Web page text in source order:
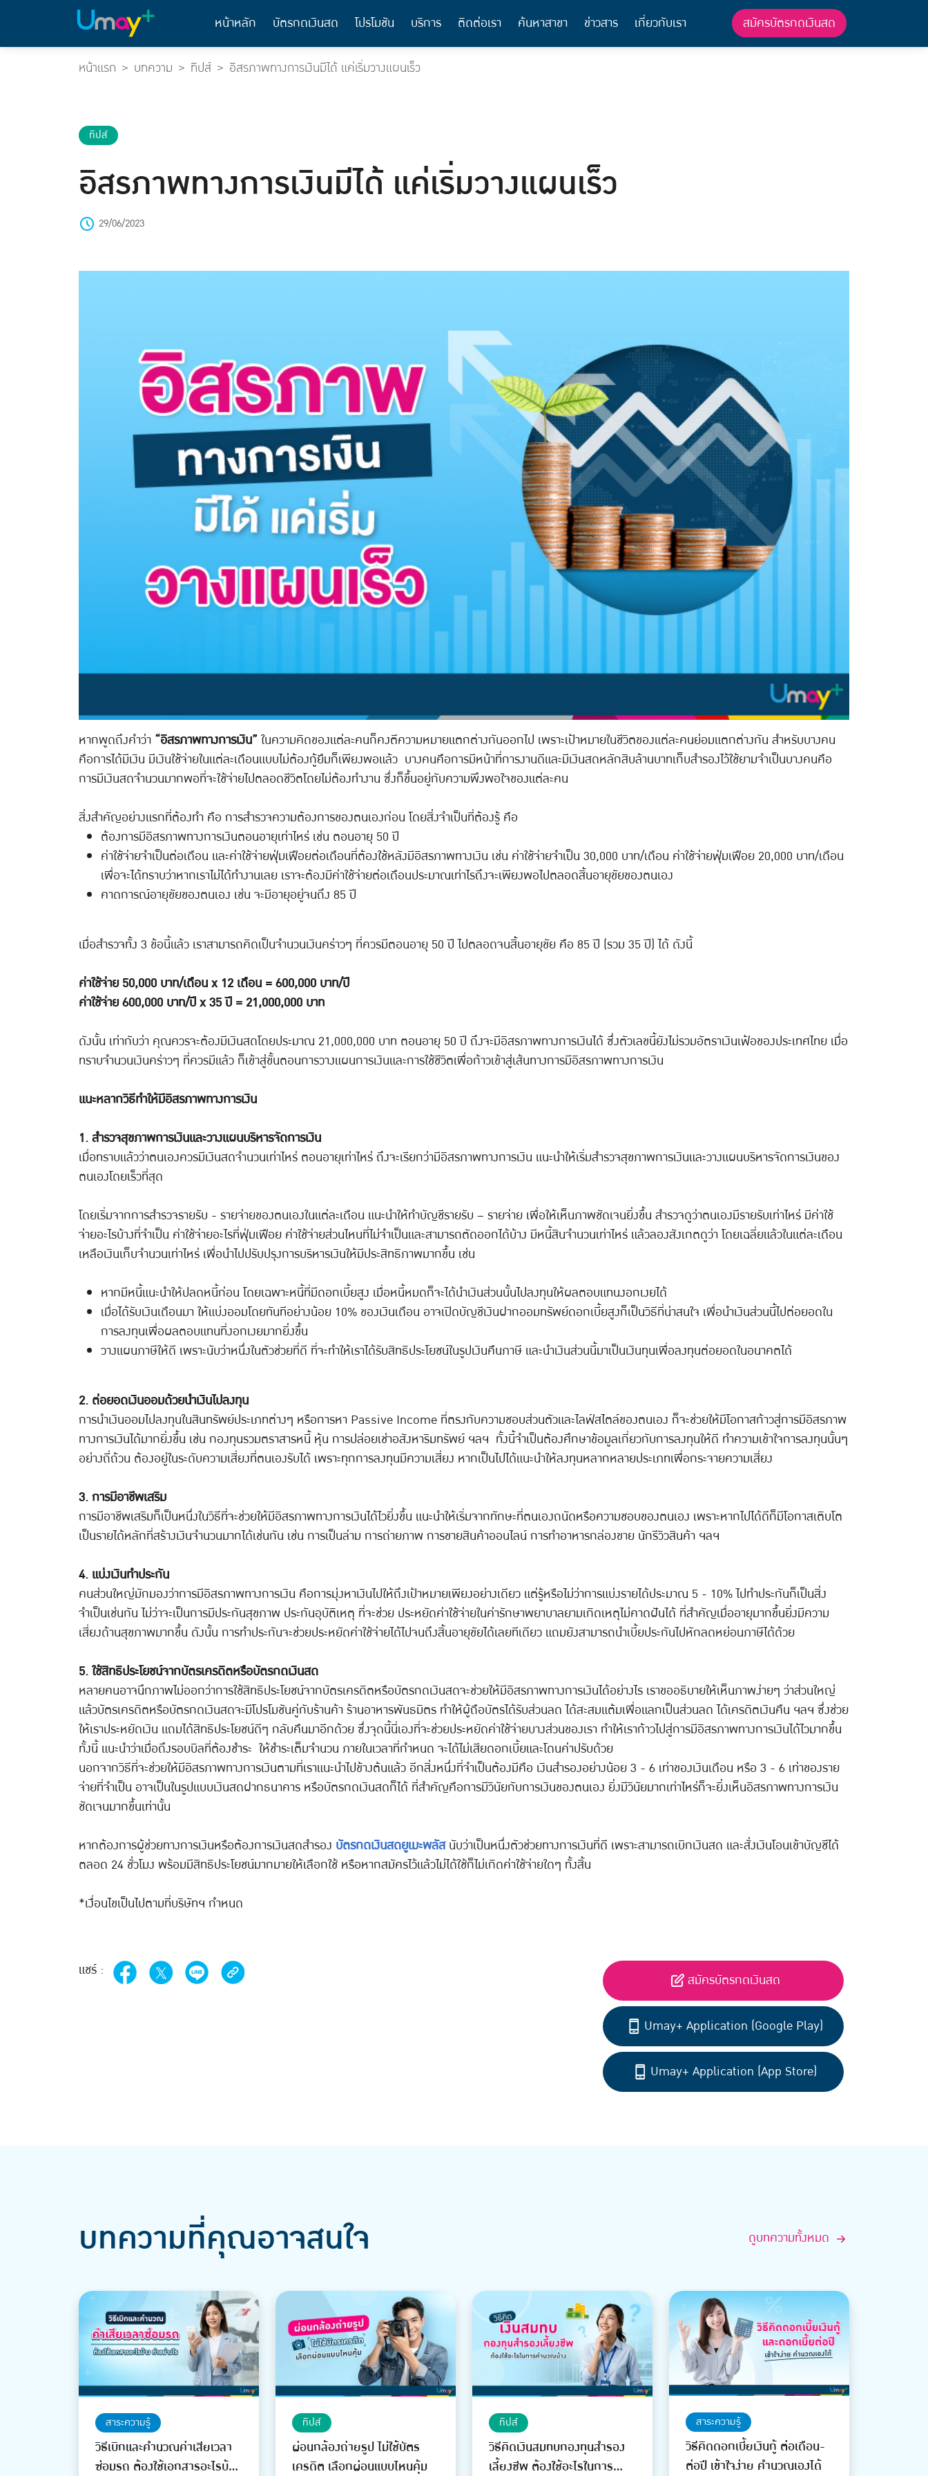
หน้าหลัก บัตรกดเงินสด โปรโมชัน บริการ ติดต่อเรา ค้นหาสาขา ข่าวสาร เกี่ยวกับเรา สมัครบัตรกดเงินสด
หน้าแรก บทความ ทิปส์ อิสรภาพทางการเงินมีได้ แค่เริ่มวางแผนเร็ว
ทิปส์
อิสรภาพทางการเงินมีได้ แค่เริ่มวางแผนเร็ว
29/06/2023
หากพูดถึงคำว่า “อิสรภาพทางการเงิน”ในความคิดของแต่ละคนก็คงตีความหมายแตกต่างกันออกไป เพราะเป้าหมายในชีวิตของแต่ละคนย่อมแตกต่างกัน สำหรับบางคน
คือการได้มีเงิน มีเงินใช้จ่ายในแต่ละเดือนแบบไม่ต้องกู้ยืมก็เพียงพอแล้ว บางคนคือการมีหน้าที่การงานดีและมีเงินสดหลักสิบล้านบาทเก็บสำรองไว้ใช้ยามจำเป็นบางคนคือ
การมีเงินสดจำนวนมากพอที่จะใช้จ่ายไปตลอดชีวิตโดยไม่ต้องทำงาน ซึ่งก็ขึ้นอยู่กับความพึงพอใจของแต่ละคน
สิ่งสำคัญอย่างแรกที่ต้องทำ คือ การสำรวจความต้องการของตนเองก่อน โดยสิ่งจำเป็นที่ต้องรู้ คือ
ต้องการมีอิสรภาพทางการเงินตอนอายุเท่าไหร่ เช่น ตอนอายุ 50 ปี
ค่าใช้จ่ายจำเป็นต่อเดือน และค่าใช้จ่ายฟุ่มเฟือยต่อเดือนที่ต้องใช้หลังมีอิสรภาพทางเงิน เช่น ค่าใช้จ่ายจำเป็น 30,000 บาท/เดือน ค่าใช้จ่ายฟุ่มเฟือย 20,000 บาท/เดือน
เพื่อจะได้ทราบว่าหากเราไม่ได้ทำงานเลย เราจะต้องมีค่าใช้จ่ายต่อเดือนประมาณเท่าไรถึงจะเพียงพอไปตลอดสิ้นอายุขัยของตนเอง
คาดการณ์อายุขัยของตนเอง เช่น จะมีอายุอยู่จนถึง 85 ปี
เมื่อสำรวจทั้ง 3 ข้อนี้แล้ว เราสามารถคิดเป็นจำนวนเงินคร่าวๆ ที่ควรมีตอนอายุ 50 ปี ไปตลอดจนสิ้นอายุขัย คือ 85 ปี (รวม 35 ปี) ได้ ดังนี้
ค่าใช้จ่าย 50,000 บาท/เดือน x 12 เดือน = 600,000 บาท/ปี
ค่าใช้จ่าย 600,000 บาท/ปี x 35 ปี = 21,000,000 บาท
ดังนั้น เท่ากับว่า คุณควรจะต้องมีเงินสดโดยประมาณ 21,000,000 บาท ตอนอายุ 50 ปี ถึงจะมีอิสรภาพทางการเงินได้ ซึ่งตัวเลขนี้ยังไม่รวมอัตราเงินเฟ้อของประเทศไทย เมื่อ
ทราบจำนวนเงินคร่าวๆ ที่ควรมีแล้ว ก็เข้าสู่ขั้นตอนการวางแผนการเงินและการใช้ชีวิตเพื่อก้าวเข้าสู่เส้นทางการมีอิสรภาพทางการเงิน
แนะหลากวิธีทำให้มีอิสรภาพทางการเงิน
1. สำรวจสุขภาพการเงินและวางแผนบริหารจัดการเงิน
เมื่อทราบแล้วว่าตนเองควรมีเงินสดจำนวนเท่าไหร่ ตอนอายุเท่าไหร่ ถึงจะเรียกว่ามีอิสรภาพทางการเงิน แนะนำให้เริ่มสำรวจสุขภาพการเงินและวางแผนบริหารจัดการเงินของ
ตนเองโดยเร็วที่สุด
โดยเริ่มจากการสำรวจรายรับ - รายจ่ายของตนเองในแต่ละเดือน แนะนำให้ทำบัญชีรายรับ – รายจ่าย เพื่อให้เห็นภาพชัดเจนยิ่งขึ้น สำรวจดูว่าตนเองมีรายรับเท่าไหร่ มีค่าใช้
จ่ายอะไรบ้างที่จำเป็น ค่าใช้จ่ายอะไรที่ฟุ่มเฟือย ค่าใช้จ่ายส่วนไหนที่ไม่จำเป็นและสามารถตัดออกได้บ้าง มีหนี้สินจำนวนเท่าไหร่ แล้วลองสังเกตดูว่า โดยเฉลี่ยแล้วในแต่ละเดือน
เหลือเงินเก็บจำนวนเท่าไหร่ เพื่อนำไปปรับปรุงการบริหารเงินให้มีประสิทธิภาพมากขึ้น เช่น
หากมีหนี้แนะนำให้ปลดหนี้ก่อน โดยเฉพาะหนี้ที่มีดอกเบี้ยสูง เมื่อหนี้หมดก็จะได้นำเงินส่วนนั้นไปลงทุนให้ผลตอบแทนงอกเงยได้
เมื่อได้รับเงินเดือนมา ให้แบ่งออมโดยทันทีอย่างน้อย 10% ของเงินเดือน อาจเปิดบัญชีเงินฝากออมทรัพย์ดอกเบี้ยสูงก็เป็นวิธีที่น่าสนใจ เพื่อนำเงินส่วนนี้ไปต่อยอดใน
การลงทุนเพื่อผลตอบแทนที่งอกเงยมากยิ่งขึ้น
วางแผนภาษีให้ดี เพราะนับว่าหนึ่งในตัวช่วยที่ดี ที่จะทำให้เราได้รับสิทธิประโยชน์ในรูปเงินคืนภาษี และนำเงินส่วนนี้มาเป็นเงินทุนเพื่อลงทุนต่อยอดในอนาคตได้
2. ต่อยอดเงินออมด้วยนำเงินไปลงทุน
การนำเงินออมไปลงทุนในสินทรัพย์ประเภทต่างๆ หรือการหา Passive Income ที่ตรงกับความชอบส่วนตัวและไลฟ์สไตล์ของตนเอง ก็จะช่วยให้มีโอกาสก้าวสู่การมีอิสรภาพ
ทางการเงินได้มากยิ่งขึ้น เช่น กองทุนรวมตราสารหนี้ หุ้น การปล่อยเช่าอสังหาริมทรัพย์ ฯลฯ ทั้งนี้จำเป็นต้องศึกษาข้อมูลเกี่ยวกับการลงทุนให้ดี ทำความเข้าใจการลงทุนนั้นๆ
อย่างถี่ถ้วน ต้องอยู่ในระดับความเสี่ยงที่ตนเองรับได้ เพราะทุกการลงทุนมีความเสี่ยง หากเป็นไปได้แนะนำให้ลงทุนหลากหลายประเภทเพื่อกระจายความเสี่ยง
3. การมีอาชีพเสริม
การมีอาชีพเสริมก็เป็นหนึ่งในวิธีที่จะช่วยให้มีอิสรภาพทางการเงินได้ไวยิ่งขึ้น แนะนำให้เริ่มจากทักษะที่ตนเองถนัดหรือความชอบของตนเอง เพราะหากไปได้ดีก็มีโอกาสเติบโต
เป็นรายได้หลักที่สร้างเงินจำนวนมากได้เช่นกัน เช่น การเป็นล่าม การถ่ายภาพ การขายสินค้าออนไลน์ การทำอาหารกล่องขาย นักรีวิวสินค้า ฯลฯ
4. แบ่งเงินทำประกัน
คนส่วนใหญ่มักมองว่าการมีอิสรภาพทางการเงิน คือการมุ่งหาเงินไปให้ถึงเป้าหมายเพียงอย่างเดียว แต่รู้หรือไม่ว่าการแบ่งรายได้ประมาณ 5 - 10% ไปทำประกันก็เป็นสิ่ง
จำเป็นเช่นกัน ไม่ว่าจะเป็นการมีประกันสุขภาพ ประกันอุบัติเหตุ ที่จะช่วย ประหยัดค่าใช้จ่ายในค่ารักษาพยาบาลยามเกิดเหตุไม่คาดฝันได้ ที่สำคัญเมื่ออายุมากขึ้นยิ่งมีความ
เสี่ยงด้านสุขภาพมากขึ้น ดังนั้น การทำประกันจะช่วยประหยัดค่าใช้จ่ายได้ไปจนถึงสิ้นอายุขัยได้เลยทีเดียว แถมยังสามารถนำเบี้ยประกันไปหักลดหย่อนภาษีได้ด้วย
5. ใช้สิทธิประโยชน์จากบัตรเครดิตหรือบัตรกดเงินสด
หลายคนอาจนึกภาพไม่ออกว่าการใช้สิทธิประโยชน์จากบัตรเครดิตหรือบัตรกดเงินสดจะช่วยให้มีอิสรภาพทางการเงินได้อย่างไร เราขออธิบายให้เห็นภาพง่ายๆ ว่าส่วนใหญ่
แล้วบัตรเครดิตหรือบัตรกดเงินสดจะมีโปรโมชันคู่กับร้านค้า ร้านอาหารพันธมิตร ทำให้ผู้ถือบัตรได้รับส่วนลด ได้สะสมแต้มเพื่อแลกเป็นส่วนลด ได้เครดิตเงินคืน ฯลฯ ซึ่งช่วย
ให้เราประหยัดเงิน แถมได้สิทธิประโยชน์ดีๆ กลับคืนมาอีกด้วย ซึ่งจุดนี้นี่เองที่จะช่วยประหยัดค่าใช้จ่ายบางส่วนของเรา ทำให้เราก้าวไปสู่การมีอิสรภาพทางการเงินได้ไวมากขึ้น
ทั้งนี้ แนะนำว่าเมื่อถึงรอบบิลที่ต้องชำระ ให้ชำระเต็มจำนวน ภายในเวลาที่กำหนด จะได้ไม่เสียดอกเบี้ยและโดนค่าปรับด้วย
นอกจากวิธีที่จะช่วยให้มีอิสรภาพทางการเงินตามที่เราแนะนำไปข้างต้นแล้ว อีกสิ่งหนึ่งที่จำเป็นต้องมีคือ เงินสำรองอย่างน้อย 3 - 6 เท่าของเงินเดือน หรือ 3 - 6 เท่าของราย
จ่ายที่จำเป็น อาจเป็นในรูปแบบเงินสดฝากธนาคาร หรือบัตรกดเงินสดก็ได้ ที่สำคัญคือการมีวินัยกับการเงินของตนเอง ยิ่งมีวินัยมากเท่าไหร่ก็จะยิ่งเห็นอิสรภาพทางการเงิน
ชัดเจนมากขึ้นเท่านั้น
หากต้องการผู้ช่วยทางการเงินหรือต้องการเงินสดสำรอง บัตรกดเงินสดยูเมะพลัสนับว่าเป็นหนึ่งตัวช่วยทางการเงินที่ดี เพราะสามารถเบิกเงินสด และสั่งเงินโอนเข้าบัญชีได้
ตลอด 24 ชั่วโมง พร้อมมีสิทธิประโยชน์มากมายให้เลือกใช้ หรือหากสมัครไว้แล้วไม่ได้ใช้ก็ไม่เกิดค่าใช้จ่ายใดๆ ทั้งสิ้น
*เงื่อนไขเป็นไปตามที่บริษัทฯ กำหนด
แชร์ :
สมัครบัตรกดเงินสด
Umay+ Application (Google Play)
Umay+ Application (App Store)
บทความที่คุณอาจสนใจ ดูบทความทั้งหมด
สาระความรู้
วิธีเบิกและคำนวณค่าเสียเวลา
ซ่อมรถ ต้องใช้เอกสารอะไรบ้าง
ทิปส์
ผ่อนกล้องถ่ายรูป ไม่ใช้บัตร
เครดิต เลือกผ่อนแบบไหนคุ้ม
ทิปส์
วิธีคิดเงินสมทบกองทุนสำรอง
เลี้ยงชีพ ต้องใช้อะไรในการ
สาระความรู้
วิธีคิดดอกเบี้ยเงินกู้ ต่อเดือน-
ต่อปี เข้าใจง่าย คำนวณเองได้